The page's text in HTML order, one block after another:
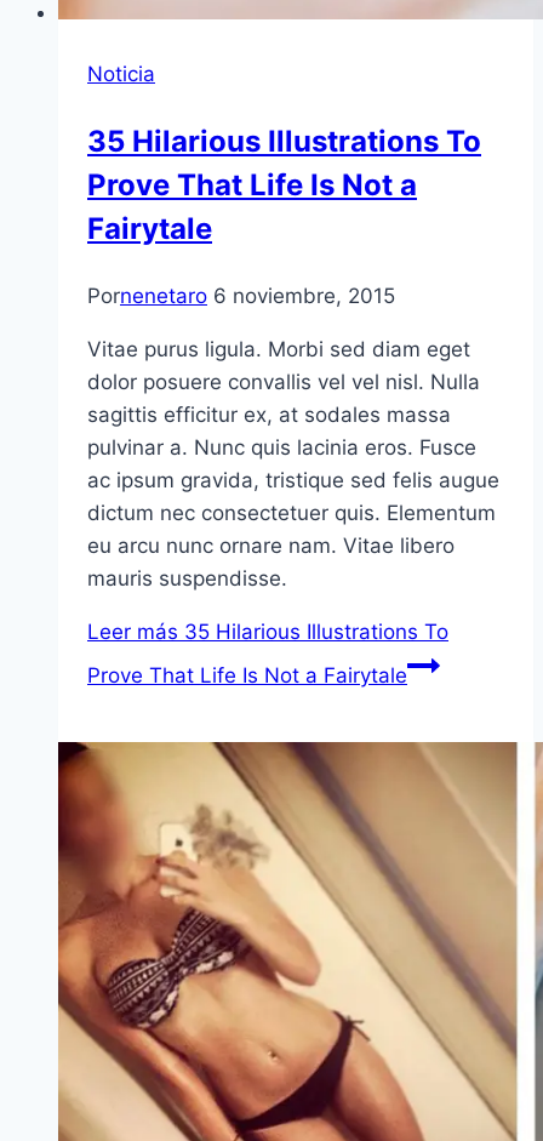
Noticia
35 Hilarious Illustrations To
Prove That Life Is Not a
Fairytale
Pornenetaro 6 noviembre, 2015
Vitae purus ligula. Morbi sed diam eget
dolor posuere convallis vel vel nisl. Nulla
sagittis efficitur ex, at sodales massa
pulvinar a. Nunc quis lacinia eros. Fusce
ac ipsum gravida, tristique sed felis augue
dictum nec consectetuer quis. Elementum
eu arcu nunc ornare nam. Vitae libero
mauris suspendisse.
Leer más 35 Hilarious Illustrations To
Prove That Life Is Not a Fairytale